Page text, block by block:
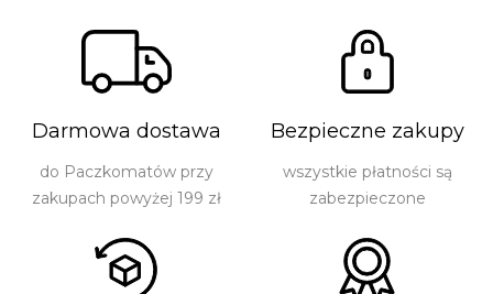
Darmowa dostawa
do Paczkomatów przy
zakupach powyżej 199 zł
Bezpieczne zakupy
wszystkie płatności są
zabezpieczone